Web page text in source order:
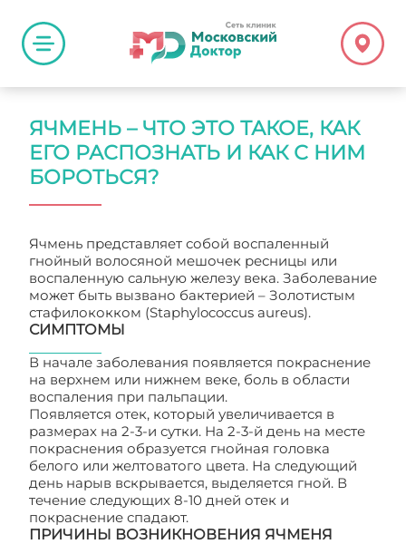
ЯЧМЕНЬ – ЧТО ЭТО ТАКОЕ, КАК
ЕГО РАСПОЗНАТЬ И КАК С НИМ
БОРОТЬСЯ?
Ячмень представляет собой воспаленный
гнойный волосяной мешочек ресницы или
воспаленную сальную железу века. Заболевание
может быть вызвано бактерией – Золотистым
стафилококком (Staphylococcus aureus).
СИМПТОМЫ
В начале заболевания появляется покраснение
на верхнем или нижнем веке, боль в области
воспаления при пальпации.
Появляется отек, который увеличивается в
размерах на 2-3-и сутки. На 2-3-й день на месте
покраснения образуется гнойная головка
белого или желтоватого цвета. На следующий
день нарыв вскрывается, выделяется гной. В
течение следующих 8-10 дней отек и
покраснение спадают.
ПРИЧИНЫ ВОЗНИКНОВЕНИЯ ЯЧМЕНЯ